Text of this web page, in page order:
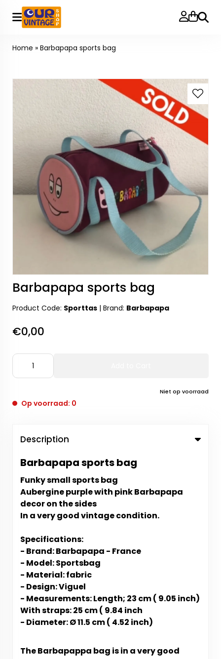
Search
Home » Barbapapa sports bag
Barbapapa sports bag
Product Code: Sporttas | Brand: Barbapapa
€0,00
Niet op voorraad
Op voorraad: 0
Description
Barbapapa sports bag
Funky small sports bag
Aubergine purple with pink Barbapapa
decor on the sides
In a very good vintage condition.
Specifications:
- Brand: Barbapapa - France
- Model: Sportsbag
- Material: fabric
- Design: Viguel
- Measurements: Length; 23 cm ( 9.05 inch)
With straps: 25 cm ( 9.84 inch
- Diameter: Ø 11.5 cm ( 4.52 inch)
The Barbapappa bag is in a very good